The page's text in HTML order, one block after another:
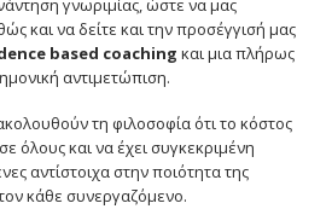
γνωριμίας, ώστε να μας
και να δείτε και την προσέγγισή μας
based coaching και μια πλήρως
αντιμετώπιση.
τη φιλοσοφία ότι το κόστος
όλους και να έχει συγκεκριμένη
αντίστοιχα στην ποιότητα της
κάθε συνεργαζόμενο.